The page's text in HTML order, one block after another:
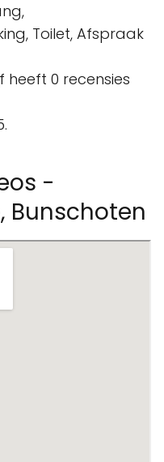
Toilet, Afspraak
heeft 0 recensies
-
Bunschoten